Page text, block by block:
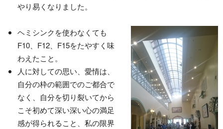
やり易くなりました。
ヘミシンクを使わなくても
F10、F12、F15をたやすく味
わえたこと。
人に対しての思い、愛情は、
自分の枠の範囲でのご都合で
なく、自分を切り裂いてから
こそ初めて深い深い心の満足
感が得られること、私の限界